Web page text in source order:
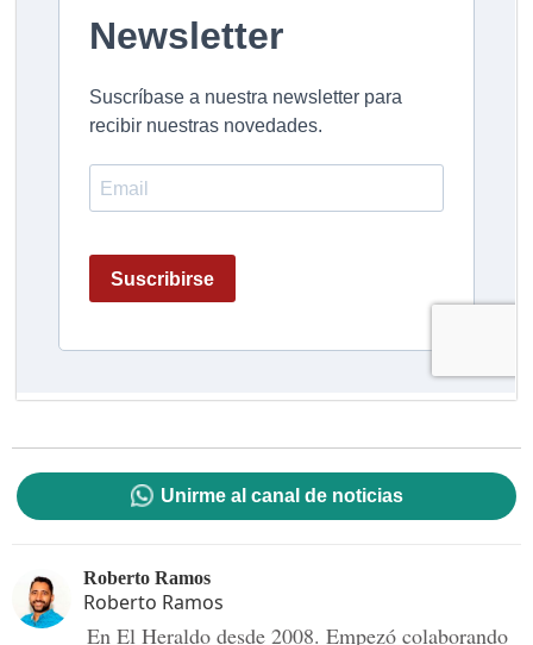
Unirme al canal de noticias
Roberto Ramos
Roberto Ramos
En El Heraldo desde 2008. Empezó colaborando